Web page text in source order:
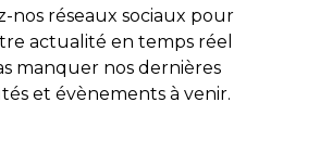
nos réseaux sociaux pour
actualité en temps réel
manquer nos dernières
et évènements à venir.